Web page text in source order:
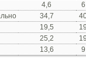
4,6
34,7
19,5
25,2
13,6